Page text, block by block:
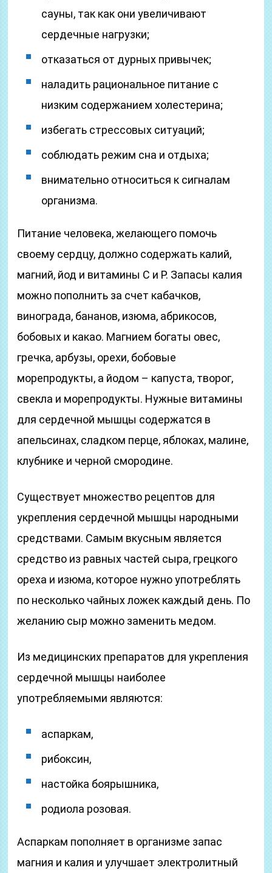
сауны, так как они увеличивают
сердечные нагрузки;
отказаться от дурных привычек;
наладить рациональное питание с
низким содержанием холестерина;
избегать стрессовых ситуаций;
соблюдать режим сна и отдыха;
внимательно относиться к сигналам
организма.
Питание человека, желающего помочь
своему сердцу, должно содержать калий,
магний, йод и витамины C и P. Запасы калия
можно пополнить за счет кабачков,
винограда, бананов, изюма, абрикосов,
бобовых и какао. Магнием богаты овес,
гречка, арбузы, орехи, бобовые
морепродукты, а йодом – капуста, творог,
свекла и морепродукты. Нужные витамины
для сердечной мышцы содержатся в
апельсинах, сладком перце, яблоках, малине,
клубнике и черной смородине.
Существует множество рецептов для
укрепления сердечной мышцы народными
средствами. Самым вкусным является
средство из равных частей сыра, грецкого
ореха и изюма, которое нужно употреблять
по несколько чайных ложек каждый день. По
желанию сыр можно заменить медом.
Из медицинских препаратов для укрепления
сердечной мышцы наиболее
употребляемыми являются:
аспаркам,
рибоксин,
настойка боярышника,
родиола розовая.
Аспаркам пополняет в организме запас
магния и калия и улучшает электролитный